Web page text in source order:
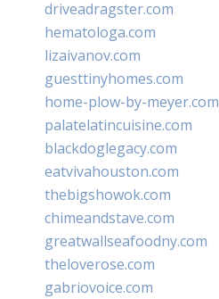
driveadragster.com
hematologa.com
lizaivanov.com
guesttinyhomes.com
home-plow-by-meyer.com
palatelatincuisine.com
blackdoglegacy.com
eatvivahouston.com
thebigshowok.com
chimeandstave.com
greatwallseafoodny.com
theloverose.com
gabriovoice.com